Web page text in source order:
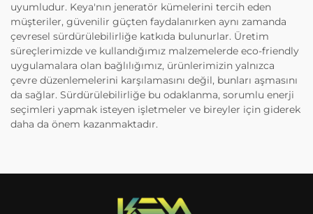
uyumludur. Keya'nın jeneratör kümelerini tercih eden
müşteriler, güvenilir güçten faydalanırken aynı zamanda
çevresel sürdürülebilirliğe katkıda bulunurlar. Üretim
süreçlerimizde ve kullandığımız malzemelerde eco-friendly
uygulamalara olan bağlılığımız, ürünlerimizin yalnızca
çevre düzenlemelerini karşılamasını değil, bunları aşmasını
da sağlar. Sürdürülebilirliğe bu odaklanma, sorumlu enerji
seçimleri yapmak isteyen işletmeler ve bireyler için giderek
daha da önem kazanmaktadır.